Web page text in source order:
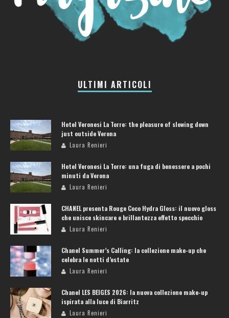
ULTIMI ARTICOLI
Hotel Veronesi La Torre: the pleasure of slowing down
just outside Verona
Laura Renieri
Hotel Veronesi La Torre: una fuga di benessere a pochi
minuti da Verona
Laura Renieri
CHANEL presenta Rouge Coco Hydra Gloss: il nuovo gloss
che unisce skincare e brillantezza effetto specchio
Laura Renieri
Chanel Summer’s Calling: la collezione make-up che
celebra le notti d’estate
Laura Renieri
Chanel LES BEIGES 2026: la nuova collezione make-up
ispirata alla luce di Biarritz
Laura Renieri